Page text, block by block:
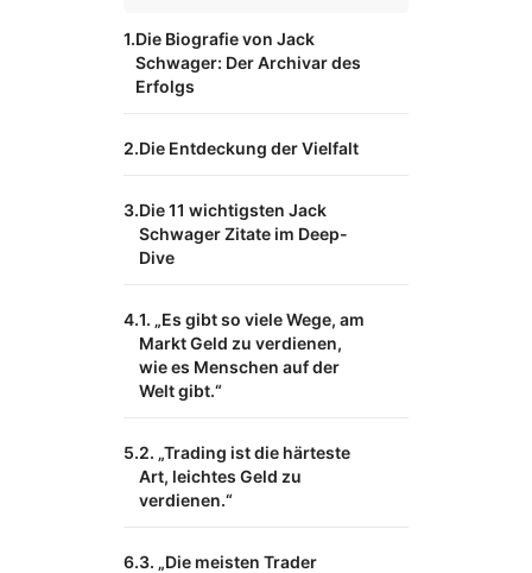
Die Biografie von Jack
Schwager: Der Archivar des
Erfolgs
Die Entdeckung der Vielfalt
Die 11 wichtigsten Jack
Schwager Zitate im Deep-
Dive
1. „Es gibt so viele Wege, am
Markt Geld zu verdienen,
wie es Menschen auf der
Welt gibt.“
2. „Trading ist die härteste
Art, leichtes Geld zu
verdienen.“
3. „Die meisten Trader